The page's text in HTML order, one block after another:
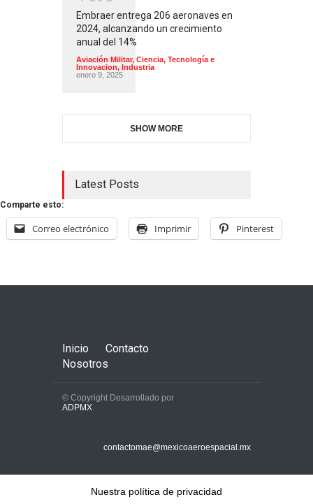
Embraer entrega 206 aeronaves en
2024, alcanzando un crecimiento
anual del 14%
Aviación Militar, Ciencia, Tecnología e
Innovacion, Industria
enero 9, 2025
SHOW MORE
Latest Posts
Comparte esto:
Correo electrónico Imprimir Pinterest
Inicio
Contacto
Nosotros
© Copyright Desarrollado por
ADPMX
contactomae@mexicoaeroespacial.mx
Nuestra política de privacidad